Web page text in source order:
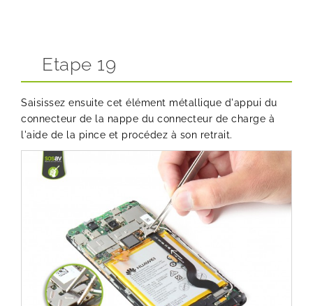
Etape 19
Saisissez ensuite cet élément métallique d'appui du
connecteur de la nappe du connecteur de charge à
l'aide de la pince et procédez à son retrait.